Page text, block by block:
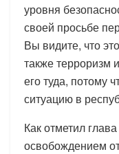
уровня
своей просьбе
Вы видите, что
также терроризм
его туда, потому
ситуацию в
Как отметил
освобождением